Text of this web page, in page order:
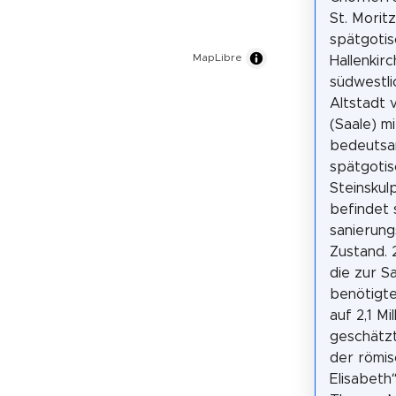
MapLibre
St.
Altstadt
(Saale)
befindet
Zustand.
die zur
auf 2,1
der